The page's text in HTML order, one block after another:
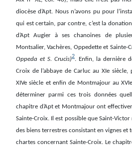
diocèse d’Apt. Nous n’avons pu pour
qui est certain, par contre, c’est la
d’Apt Augier à ses chanoines de
Montsalier, Vachères, Oppedette et Sainte-
Oppeda et S. Crucis)2. Enfin, la dernière
Croix de l’abbaye de Carluc au XIe siècle,
XIVe siècle et enfin de Montmajour au
déterminer parmi ces trois données
chapitre d’Apt et Montmajour ont
Sainte-Croix. Il est possible que Saint-Victor
des biens terrestres consistant en vignes et
chartes concernant Sainte-Croix. Le